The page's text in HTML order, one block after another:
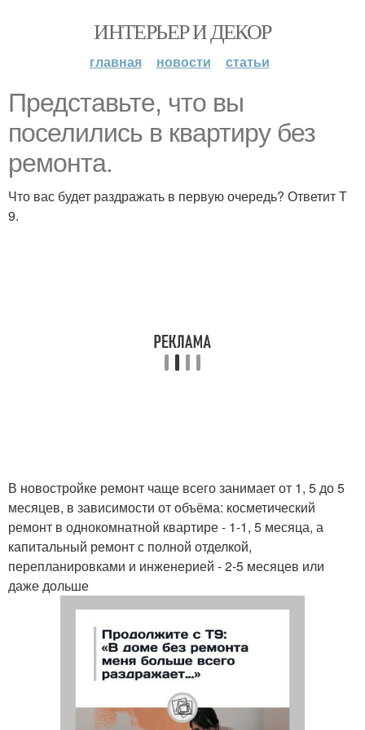
ИНТЕРЬЕР И ДЕКОР
главная новости статьи
Представьте, что вы
поселились в квартиру без
ремонта.
Что вас будет раздражать в первую очередь? Ответит Т
9.
В новостройке ремонт чаще всего занимает от 1, 5 до 5
месяцев, в зависимости от объёма: косметический
ремонт в однокомнатной квартире - 1-1, 5 месяца, а
капитальный ремонт с полной отделкой,
перепланировками и инженерией - 2-5 месяцев или
даже дольше